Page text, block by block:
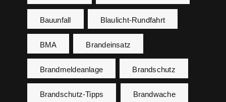
Bauunfall Blaulicht-Rundfahrt
BMA Brandeinsatz
Brandmeldeanlage Brandschutz
Brandschutz-Tipps Brandwache